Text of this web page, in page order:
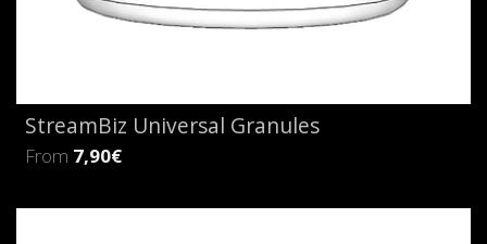
StreamBiz Universal Granules
From 7,90€